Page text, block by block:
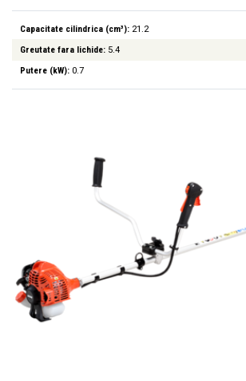
Capacitate cilindrica (cm³): 21.2
Greutate fara lichide: 5.4
Putere (kW): 0.7